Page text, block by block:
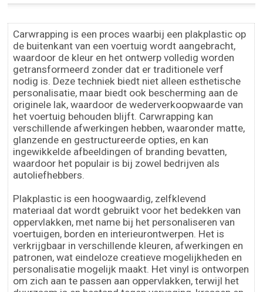
Carwrapping is een proces waarbij een plakplastic op
de buitenkant van een voertuig wordt aangebracht,
waardoor de kleur en het ontwerp volledig worden
getransformeerd zonder dat er traditionele verf
nodig is. Deze techniek biedt niet alleen esthetische
personalisatie, maar biedt ook bescherming aan de
originele lak, waardoor de wederverkoopwaarde van
het voertuig behouden blijft. Carwrapping kan
verschillende afwerkingen hebben, waaronder matte,
glanzende en gestructureerde opties, en kan
ingewikkelde afbeeldingen of branding bevatten,
waardoor het populair is bij zowel bedrijven als
autoliefhebbers.
Plakplastic is een hoogwaardig, zelfklevend
materiaal dat wordt gebruikt voor het bedekken van
oppervlakken, met name bij het personaliseren van
voertuigen, borden en interieurontwerpen. Het is
verkrijgbaar in verschillende kleuren, afwerkingen en
patronen, wat eindeloze creatieve mogelijkheden en
personalisatie mogelijk maakt. Het vinyl is ontworpen
om zich aan te passen aan oppervlakken, terwijl het